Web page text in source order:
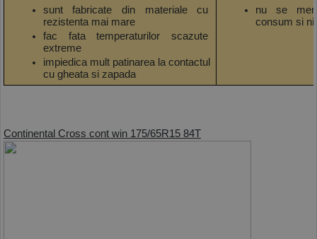
sunt fabricate din materiale cu
rezistenta mai mare
fac fata temperaturilor scazute
extreme
impiedica mult patinarea la contactul
cu gheata si zapada
nu se
consum si
Continental Cross cont win 175/65R15 84T